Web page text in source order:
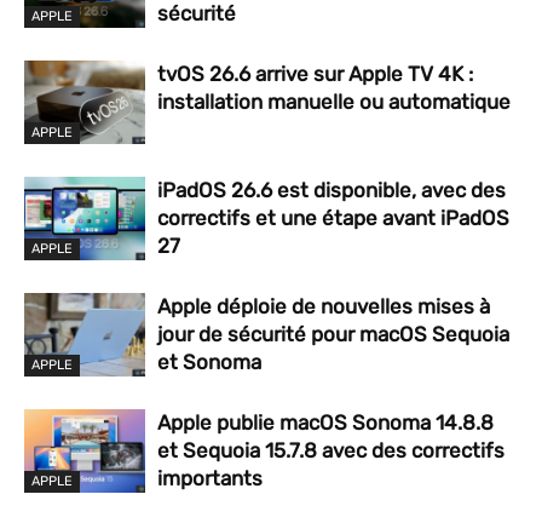
APPLE
sécurité
APPLE
tvOS 26.6 arrive sur Apple TV 4K :
installation manuelle ou automatique
APPLE
iPadOS 26.6 est disponible, avec des
correctifs et une étape avant iPadOS
27
APPLE
Apple déploie de nouvelles mises à
jour de sécurité pour macOS Sequoia
et Sonoma
APPLE
Apple publie macOS Sonoma 14.8.8
et Sequoia 15.7.8 avec des correctifs
importants